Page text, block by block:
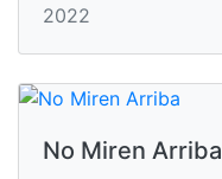
2022
No Miren Arriba